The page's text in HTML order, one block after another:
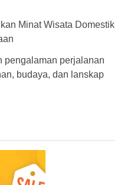
Minat Wisata Domestik
pengalaman perjalanan
budaya, dan lanskap